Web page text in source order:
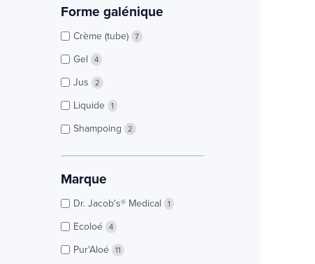
Forme galénique
Crème (tube) 7
Gel 4
Jus 2
Liquide 1
Shampoing 2
Marque
Dr. Jacob's® Medical 1
Ecoloé 4
Pur'Aloé 11